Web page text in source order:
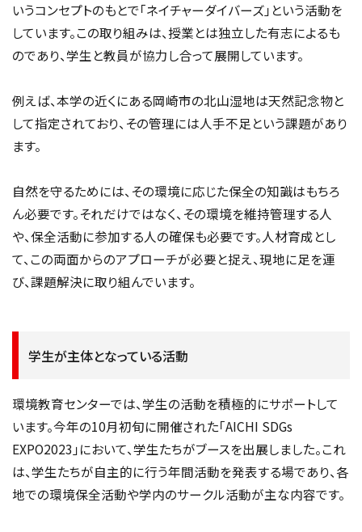
いうコンセプトのもとで「ネイチャーダイバーズ」という活動を
しています。この取り組みは、授業とは独立した有志によるも
のであり、学生と教員が協力し合って展開しています。
例えば、本学の近くにある岡崎市の北山湿地は天然記念物と
して指定されており、その管理には人手不足という課題があり
ます。
自然を守るためには、その環境に応じた保全の知識はもちろ
ん必要です。それだけではなく、その環境を維持管理する人
や、保全活動に参加する人の確保も必要です。人材育成とし
て、この両面からのアプローチが必要と捉え、現地に足を運
び、課題解決に取り組んでいます。
学生が主体となっている活動
環境教育センターでは、学生の活動を積極的にサポートして
います。今年の10月初旬に開催された「AICHI SDGs
EXPO2023」において、学生たちがブースを出展しました。これ
は、学生たちが自主的に行う年間活動を発表する場であり、各
地での環境保全活動や学内のサークル活動が主な内容です。